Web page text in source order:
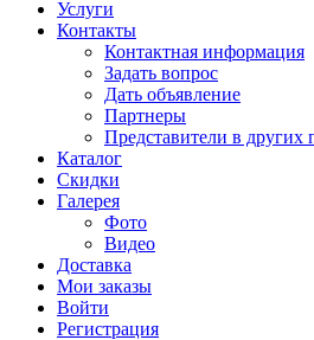
Услуги
Контакты
Контактная информация
Задать вопрос
Дать объявление
Партнеры
Представители в других
Каталог
Скидки
Галерея
Фото
Видео
Доставка
Мои заказы
Войти
Регистрация